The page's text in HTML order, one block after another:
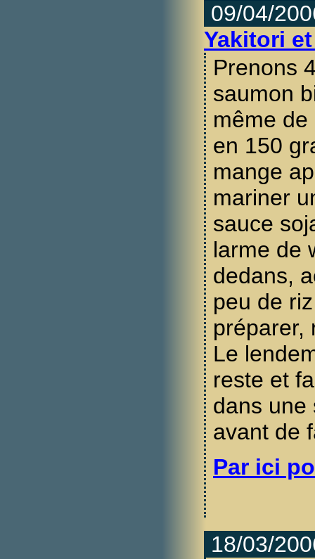
09/04/
Yakitori
Prenons
saumon
même
en 150
mange
mariner
sauce
larme de
dedans,
peu de
préparer,
Le
reste et
dans une
avant de
Par ici
18/03/